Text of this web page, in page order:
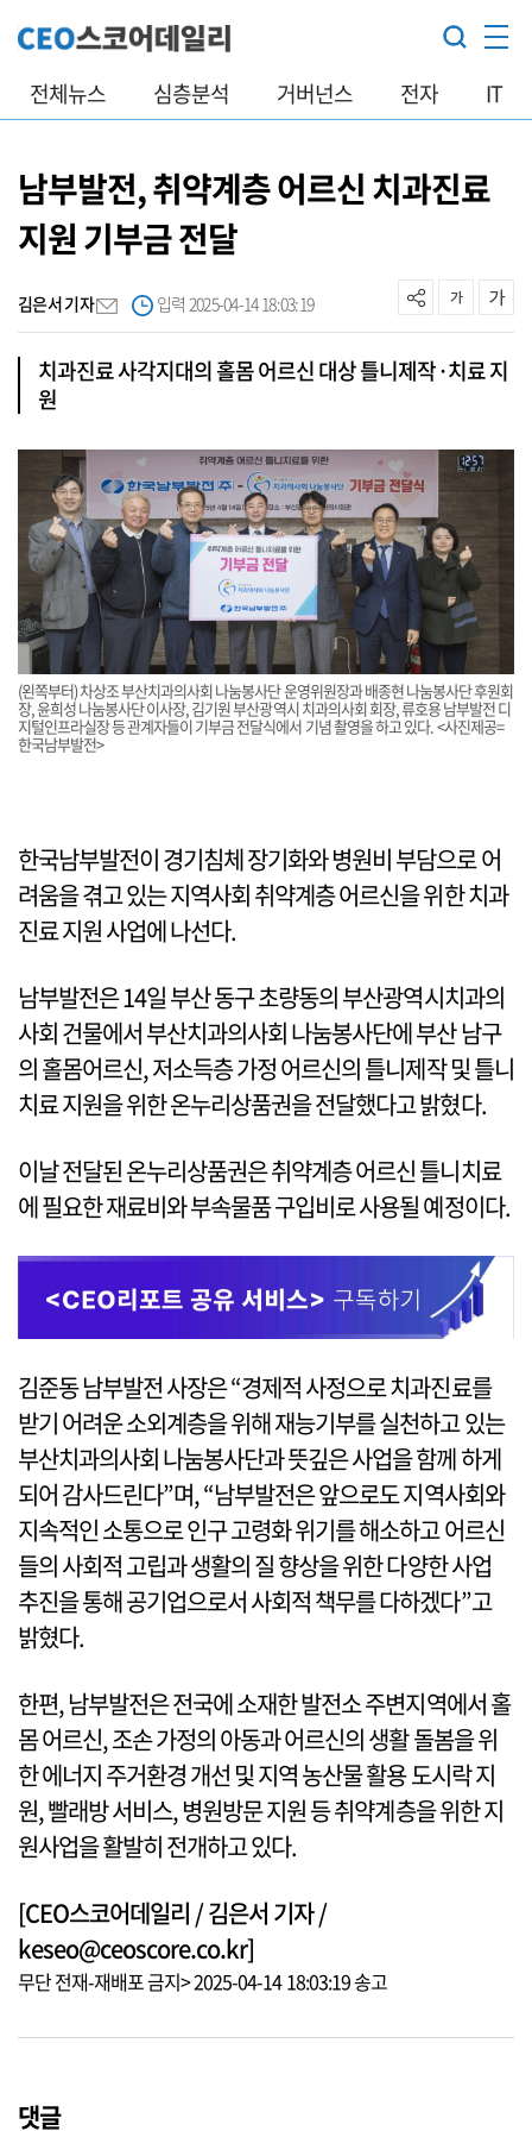
전체뉴스 심층분석 거버넌스 전자 IT
남부발전, 취약계층 어르신 치과진료
지원 기부금 전달
김은서 기자 입력 2025-04-14 18:03:19
치과진료 사각지대의 홀몸 어르신 대상 틀니제작·치료 지
원
(왼쪽부터) 차상조 부산치과의사회 나눔봉사단 운영위원장과 배종현 나눔봉사단 후원회
장, 윤희성 나눔봉사단 이사장, 김기원 부산광역시 치과의사회 회장, 류호용 남부발전 디
지털인프라실장 등 관계자들이 기부금 전달식에서 기념 촬영을 하고 있다. <사진제공=
한국남부발전>
한국남부발전이 경기침체 장기화와 병원비 부담으로 어
려움을 겪고 있는 지역사회 취약계층 어르신을 위한 치과
진료 지원 사업에 나선다.
남부발전은 14일 부산 동구 초량동의 부산광역시치과의
사회 건물에서 부산치과의사회 나눔봉사단에 부산 남구
의 홀몸어르신, 저소득층 가정 어르신의 틀니제작 및 틀니
치료 지원을 위한 온누리상품권을 전달했다고 밝혔다.
이날 전달된 온누리상품권은 취약계층 어르신 틀니치료
에 필요한 재료비와 부속물품 구입비로 사용될 예정이다.
김준동 남부발전 사장은 “경제적 사정으로 치과진료를
받기 어려운 소외계층을 위해 재능기부를 실천하고 있는
부산치과의사회 나눔봉사단과 뜻깊은 사업을 함께 하게
되어 감사드린다”며, “남부발전은 앞으로도 지역사회와
지속적인 소통으로 인구 고령화 위기를 해소하고 어르신
들의 사회적 고립과 생활의 질 향상을 위한 다양한 사업
추진을 통해 공기업으로서 사회적 책무를 다하겠다”고
밝혔다.
한편, 남부발전은 전국에 소재한 발전소 주변지역에서 홀
몸 어르신, 조손 가정의 아동과 어르신의 생활 돌봄을 위
한 에너지 주거환경 개선 및 지역 농산물 활용 도시락 지
원, 빨래방 서비스, 병원방문 지원 등 취약계층을 위한 지
원사업을 활발히 전개하고 있다.
[CEO스코어데일리 / 김은서 기자 /
keseo@ceoscore.co.kr]
무단 전재-재배포 금지> 2025-04-14 18:03:19 송고
댓글